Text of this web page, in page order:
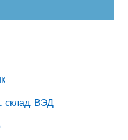
склад, ВЭД